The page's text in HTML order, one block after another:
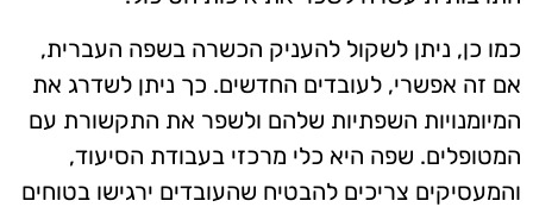
כמו כן, ניתן לשקול להעניק הכשרה בשפה העברית,
אם זה אפשרי, לעובדים החדשים. כך ניתן לשדרג את
המיומנויות השפתיות שלהם ולשפר את התקשורת עם
המטופלים. שפה היא כלי מרכזי בעבודת הסיעוד,
והמעסיקים צריכים להבטיח שהעובדים ירגישו בטוחים